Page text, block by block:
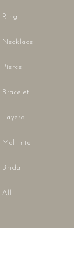
Ring
Necklace
Pierce
Bracelet
Layerd
Meltinto
Bridal
All